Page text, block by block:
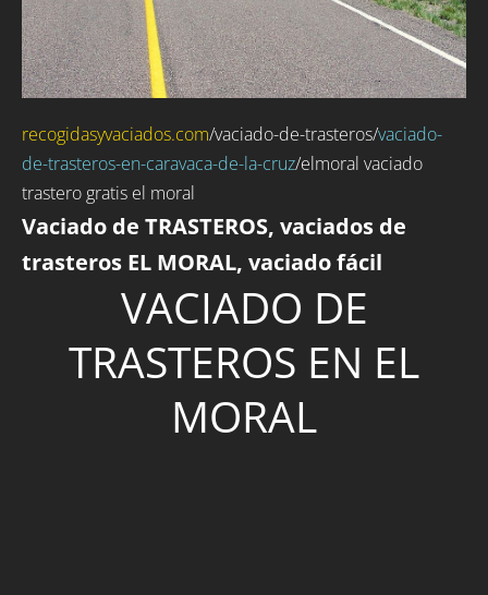
recogidasyvaciados.com/vaciado-de-trasteros/vaciado-
de-trasteros-en-caravaca-de-la-cruz/elmoral vaciado
trastero gratis el moral
Vaciado de TRASTEROS, vaciados de
trasteros EL MORAL, vaciado fácil
VACIADO DE
TRASTEROS EN EL
MORAL